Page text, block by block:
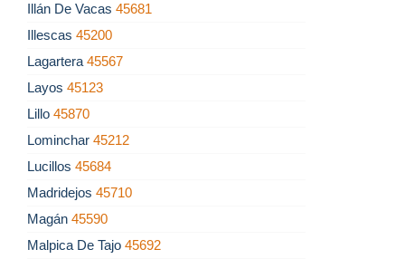
Illán De Vacas 45681
Illescas 45200
Lagartera 45567
Layos 45123
Lillo 45870
Lominchar 45212
Lucillos 45684
Madridejos 45710
Magán 45590
Malpica De Tajo 45692